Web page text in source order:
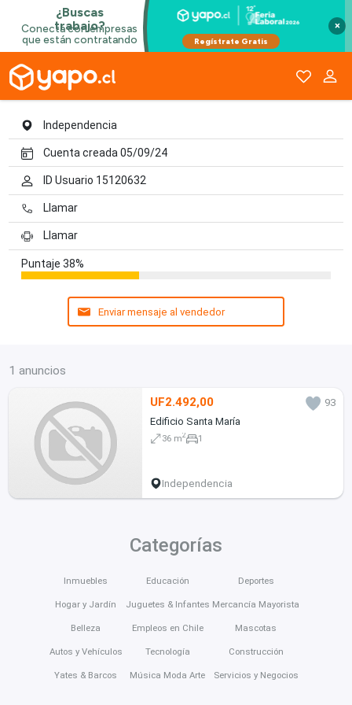
×
Inmobiliaria Nollagam
Independencia
Cuenta creada 05/09/24
ID Usuario 15120632
Llamar
Llamar
Puntaje 38%
Enviar mensaje al vendedor
1 anuncios
UF2.492,00
93
Edificio Santa María
36 m2 1
Independencia
Categorías
Inmuebles
Hogar y Jardín
Belleza
Autos y Vehículos
Yates & Barcos
Educación
Juguetes & Infantes
Empleos en Chile
Tecnología
Música Moda Arte
Deportes
Mercancía Mayorista
Mascotas
Construcción
Servicios y Negocios